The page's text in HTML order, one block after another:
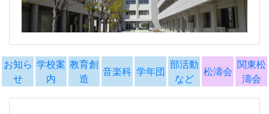
お知ら
せ
学校案
内
教育創
造
音楽科 学年団
部活動
など
松濤会
関東松
濤会